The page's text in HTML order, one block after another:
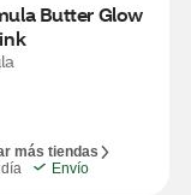
Butter Glow
más tiendas
Envío